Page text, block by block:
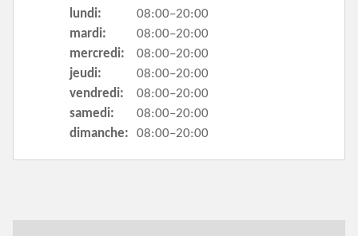
lundi:
08:00–20:00
mardi:
08:00–20:00
mercredi:
08:00–20:00
jeudi:
08:00–20:00
vendredi:
08:00–20:00
samedi:
08:00–20:00
dimanche:
08:00–20:00